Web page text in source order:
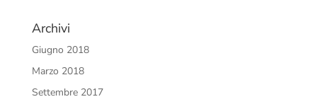
Archivi
Giugno 2018
Marzo 2018
Settembre 2017